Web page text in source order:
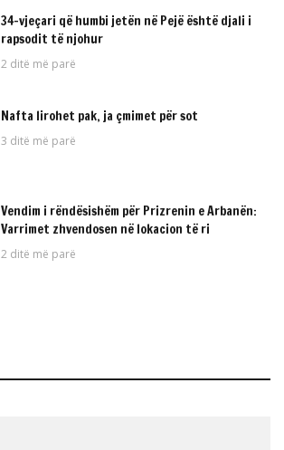
34-vjeçari që humbi jetën në Pejë është djali i
rapsodit të njohur
2 ditë më parë
Nafta lirohet pak, ja çmimet për sot
3 ditë më parë
Vendim i rëndësishëm për Prizrenin e Arbanën:
Varrimet zhvendosen në lokacion të ri
2 ditë më parë